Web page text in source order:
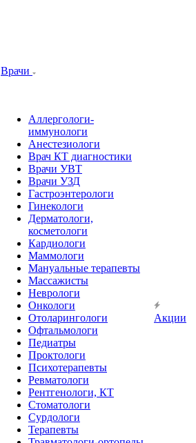
Врачи
Аллергологи-
иммунологи
Анестезиологи
Врач КТ диагностики
Врачи УВТ
Врачи УЗД
Гастроэнтерологи
Гинекологи
Дерматологи,
косметологи
Кардиологи
Маммологи
Мануальные терапевты
Массажисты
Неврологи
Онкологи
Отоларингологи
Офтальмологи
Педиатры
Проктологи
Психотерапевты
Ревматологи
Рентгенологи, КТ
Стоматологи
Сурдологи
Терапевты
Акции